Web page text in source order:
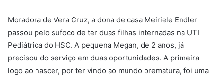
Moradora de Vera Cruz, a dona de casa Meiriele Endler
passou pelo sufoco de ter duas filhas internadas na UTI
Pediátrica do HSC. A pequena Megan, de 2 anos, já
precisou do serviço em duas oportunidades. A primeira,
logo ao nascer, por ter vindo ao mundo prematura, foi uma